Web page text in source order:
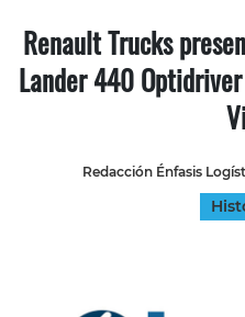
Renault Trucks
Lander 440
Redacción Énfasis